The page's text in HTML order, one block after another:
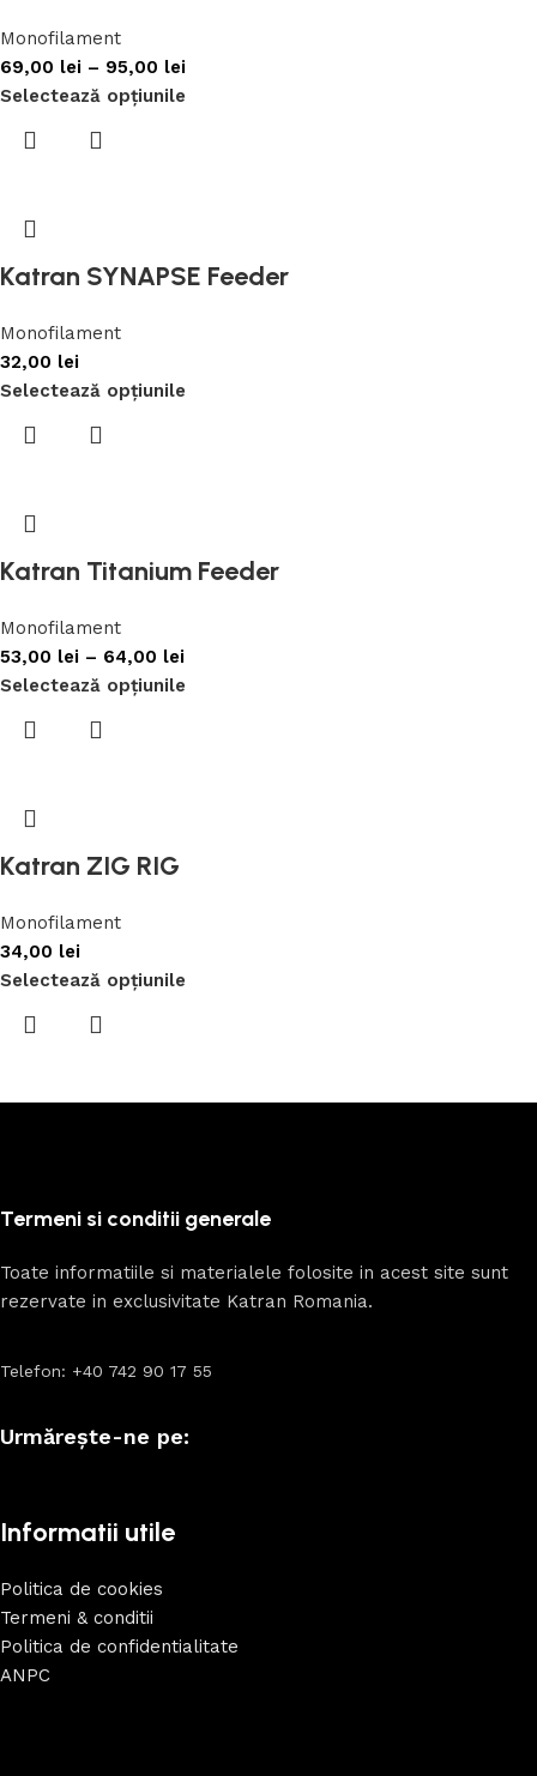
Monofilament
69,00 lei – 95,00 lei
Selectează opțiunile
Katran SYNAPSE Feeder
Monofilament
32,00 lei
Selectează opțiunile
Katran Titanium Feeder
Monofilament
53,00 lei – 64,00 lei
Selectează opțiunile
Katran ZIG RIG
Monofilament
34,00 lei
Selectează opțiunile
Termeni si conditii generale
Toate informatiile si materialele folosite in acest site sunt
rezervate in exclusivitate Katran Romania.
Telefon: +40 742 90 17 55
Urmărește-ne pe:
Informatii utile
Politica de cookies
Termeni & conditii
Politica de confidentialitate
ANPC